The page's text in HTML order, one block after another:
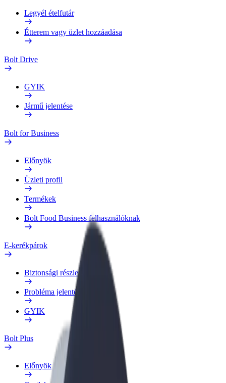
Legyél ételfutár
Étterem vagy üzlet hozzáadása
Bolt Drive
GYIK
Jármű jelentése
Bolt for Business
Előnyök
Üzleti profil
Termékek
Bolt Food Business felhasználóknak
E-kerékpárok
Biztonsági részleg
Probléma jelentése
GYIK
Bolt Plus
Előnyök